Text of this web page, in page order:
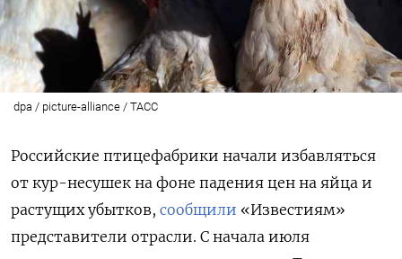
dpa / picture-alliance / ТАСС
Российские птицефабрики начали избавляться
от кур-несушек на фоне падения цен на яйца и
растущих убытков, сообщили «Известиям»
представители отрасли. С начала июля